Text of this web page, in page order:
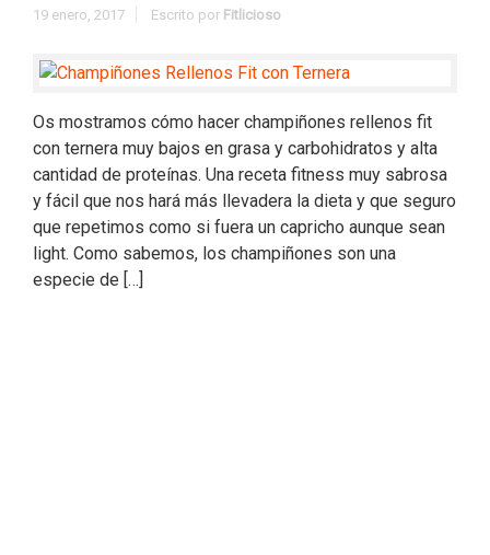
19 enero, 2017 Escrito por Fitlicioso
Os mostramos cómo hacer champiñones rellenos fit
con ternera muy bajos en grasa y carbohidratos y alta
cantidad de proteínas. Una receta fitness muy sabrosa
y fácil que nos hará más llevadera la dieta y que seguro
que repetimos como si fuera un capricho aunque sean
light. Como sabemos, los champiñones son una
especie de […]